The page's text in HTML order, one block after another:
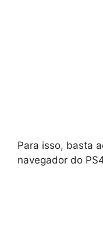
Para isso, basta
navegador do